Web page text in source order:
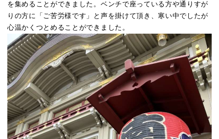
を集めることができました。ベンチで座っている方や通りすが
りの方に「ご苦労様です」と声を掛けて頂き、寒い中でしたが
心温かくつとめることができました。